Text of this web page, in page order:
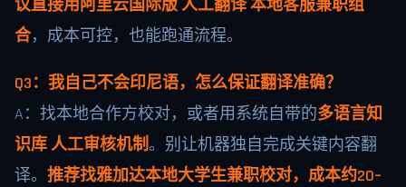
议直接用阿里云国际版 人工翻译 本地客服兼职组
合，成本可控，也能跑通流程。
Q3：我自己不会印尼语，怎么保证翻译准确？
A：找本地合作方校对，或者用系统自带的多语言知
识库 人工审核机制。别让机器独自完成关键内容翻
译。 推荐找雅加达本地大学生兼职校对，成本约20–